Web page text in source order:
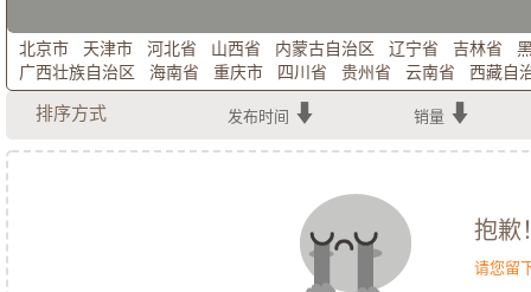
北京市 天津市 河北省 山西省 内蒙古自治区 辽宁省 吉林省
广西壮族自治区
海南省 重庆市 四川省 贵州省 云南省 西藏自
排序方式 发布时间 销量
抱歉
请您留